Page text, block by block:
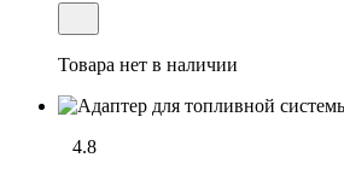
Товара нет в наличии
4.8